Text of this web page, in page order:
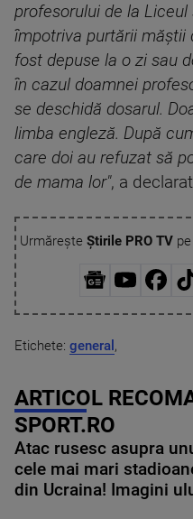
profesorului de la
împotriva purtării măştii
fost depuse la o zi sau
în cazul doamnei
se deschidă dosarul.
limba engleză. După
care doi au refuzat să
de mama lor", a
Urmărește Știrile PRO TVpe
Etichete: general ,
ARTICOL
SPORT.RO
Atac rusesc asupra
cele mai mari
din Ucraina! Imagini